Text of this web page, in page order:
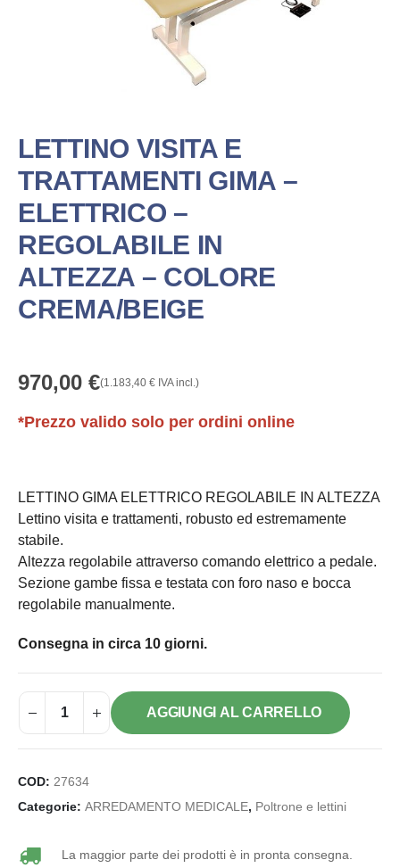
LETTINO VISITA E
TRATTAMENTI GIMA –
ELETTRICO –
REGOLABILE IN
ALTEZZA – COLORE
CREMA/BEIGE
970,00 €(1.183,40 € IVA incl.)
*Prezzo valido solo per ordini online
LETTINO GIMA ELETTRICO REGOLABILE IN ALTEZZA
Lettino visita e trattamenti, robusto ed estremamente
stabile.
Altezza regolabile attraverso comando elettrico a pedale.
Sezione gambe fissa e testata con foro naso e bocca
regolabile manualmente.
Consegna in circa 10 giorni.
AGGIUNGI AL CARRELLO
COD: 27634
Categorie: ARREDAMENTO MEDICALE, Poltrone e lettini
La maggior parte dei prodotti è in pronta consegna.